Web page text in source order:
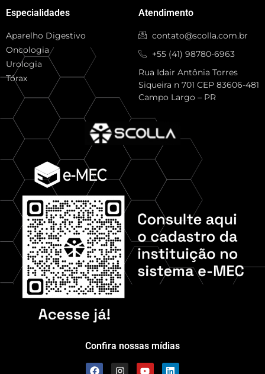
Especialidades
Aparelho Digestivo
Oncologia
Urologia
Tórax
Atendimento
contato@scolla.com.br
+55 (41) 98780-6963
Rua Idair Antônia Torres
Siqueira n 701 CEP 83606-481
Campo Largo – PR
Confira nossas mídias